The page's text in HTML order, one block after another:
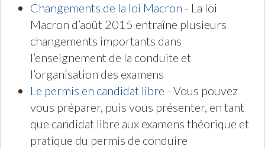
Changements de la loi Macron - La loi
Macron d’août 2015 entraîne plusieurs
changements importants dans
l’enseignement de la conduite et
l’organisation des examens
Le permis en candidat libre - Vous pouvez
vous préparer, puis vous présenter, en tant
que candidat libre aux examens théorique et
pratique du permis de conduire